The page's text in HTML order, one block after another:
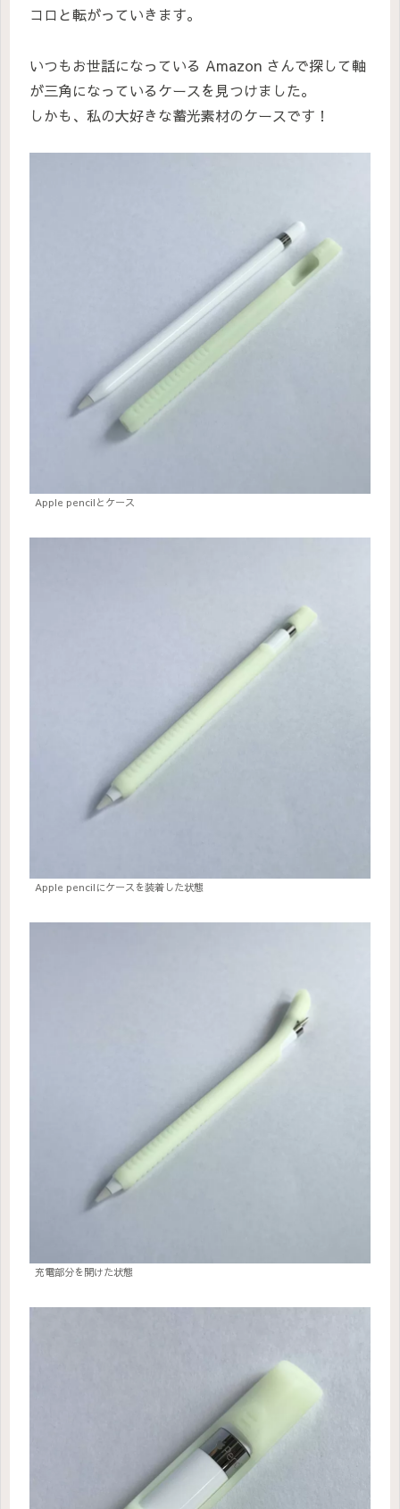
コロと転がっていきます。
いつもお世話になっている Amazon さんで探して軸
が三角になっているケースを見つけました。
しかも、私の大好きな蓄光素材のケースです！
Apple pencilとケース
Apple pencilにケースを装着した状態
充電部分を開けた状態